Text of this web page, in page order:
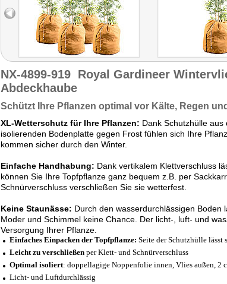
NX-4899-919 Royal Gardineer
Abdeckhaube
Schützt Ihre Pflanzen optimal vor Kälte, Regen
XL-Wetterschutz für Ihre Pflanzen: Dank Schutzhülle
isolierenden Bodenplatte gegen Frost fühlen sich Ihre
kommen sicher durch den Winter.
Einfache Handhabung: Dank vertikalem Klettverschluss
können Sie Ihre Topfpflanze ganz bequem z.B. per
Schnürverschluss verschließen Sie sie wetterfest.
Keine Staunässe: Durch den wasserdurchlässigen Boden
Moder und Schimmel keine Chance. Der licht-, luft- und
Versorgung Ihrer Pflanze.
Einfaches Einpacken der Topfpflanze: Seite der Schutzhülle
Leicht zu verschließen per Klett- und Schnürverschluss
Optimal isoliert: doppellagige Noppenfolie innen, Vlies außen, 2
Licht- und Luftdurchlässig